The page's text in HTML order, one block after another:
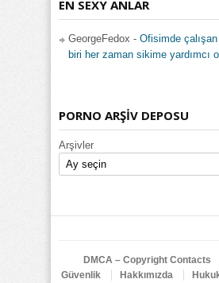
EN SEXY ANLAR
GeorgeFedox - Ofisimde
biri her zaman sikime yardımcı
PORNO ARŞİV DEPOSU
Arşivler
DMCA – Copyright Contacts
Güvenlik
Hakkımızda